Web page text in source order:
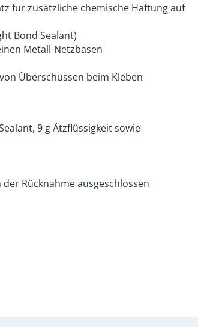
für zusätzliche chemische Haftung auf
Bond Sealant)
Metall-Netzbasen
Überschüssen beim Kleben
9 g Ätzflüssigkeit sowie
Rücknahme ausgeschlossen